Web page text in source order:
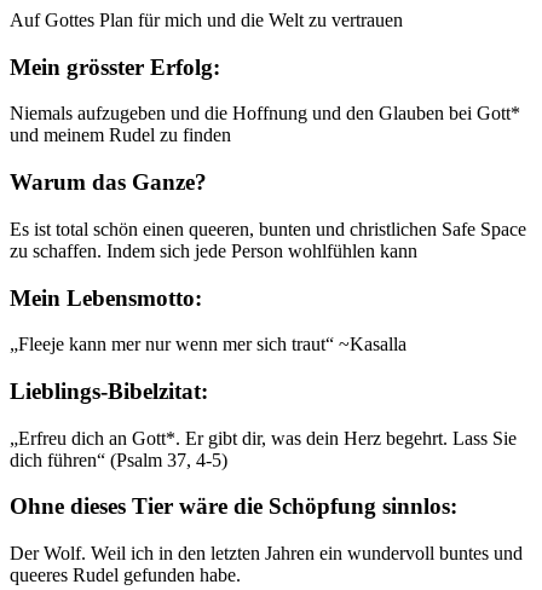
Auf Gottes Plan für mich und die Welt zu vertrauen
Mein grösster Erfolg:
Niemals aufzugeben und die Hoffnung und den Glauben bei Gott*
und meinem Rudel zu finden
Warum das Ganze?
Es ist total schön einen queeren, bunten und christlichen Safe Space
zu schaffen. Indem sich jede Person wohlfühlen kann
Mein Lebensmotto:
„Fleeje kann mer nur wenn mer sich traut“ ~Kasalla
Lieblings-Bibelzitat:
„Erfreu dich an Gott*. Er gibt dir, was dein Herz begehrt. Lass Sie
dich führen“ (Psalm 37, 4-5)
Ohne dieses Tier wäre die Schöpfung sinnlos:
Der Wolf. Weil ich in den letzten Jahren ein wundervoll buntes und
queeres Rudel gefunden habe.